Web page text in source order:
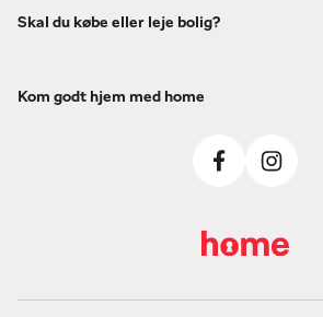
Skal du købe eller leje bolig?
Kom godt hjem med home